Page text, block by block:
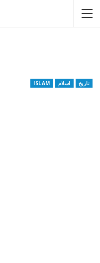
ISLAM اسلام تاریخ